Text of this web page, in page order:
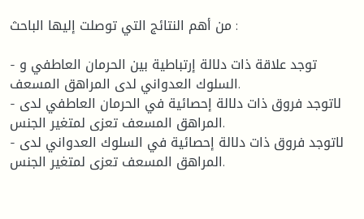
من أهم النتائج التي توصلت إليها الباحث :
- توجد علاقة ذات دلالة إرتباطية بين الحرمان العاطفي و
السلوك العدواني لدى المراهق المسعف.
- لاتوجد فروق ذات دلالة إحصائية في الحرمان العاطفي لدى
المراهق المسعف تعزى لمتغير الجنس.
- لاتوجد فروق ذات دلالة إحصائية في السلوك العدواني لدى
المراهق المسعف تعزى لمتغير الجنس.